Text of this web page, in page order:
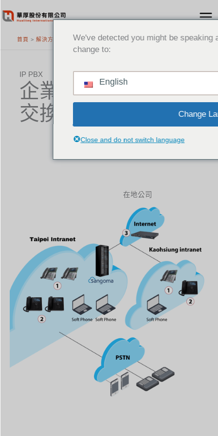
至
首頁 > 解決方案
IP PBX
企業專用電話系統
交換機解決方案
在地公司
We've detected you might be speaking
change to:
English
Change
Close and do not switch language